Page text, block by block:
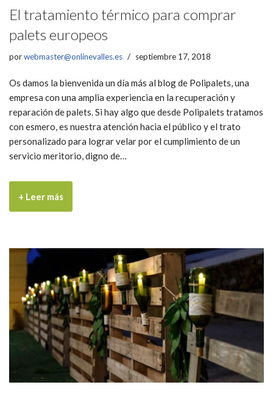
El tratamiento térmico para comprar
palets europeos
porwebmaster@onlinevalles.es septiembre 17, 2018
Os damos la bienvenida un día más al blog de Polipalets, una
empresa con una amplia experiencia en la recuperación y
reparación de palets. Si hay algo que desde Polipalets tratamos
con esmero, es nuestra atención hacia el público y el trato
personalizado para lograr velar por el cumplimiento de un
servicio meritorio, digno de…
+ Leer más